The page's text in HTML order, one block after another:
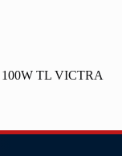
TL VICTRA